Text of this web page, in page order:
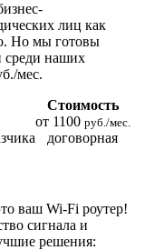
лиц как
Но мы готовы
среди наших
мес.
Стоимость
от 1100 руб./мес.
договорная
ваш Wi-Fi роутер!
сигнала и
решения: